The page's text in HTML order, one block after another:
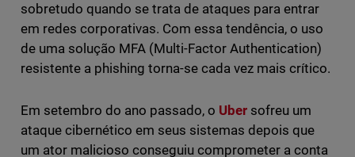
sobretudo quando se trata de ataques para entrar
em redes corporativas. Com essa tendência, o uso
de uma solução MFA (Multi-Factor Authentication)
resistente a phishing torna-se cada vez mais crítico.
Em setembro do ano passado, o Uber sofreu um
ataque cibernético em seus sistemas depois que
um ator malicioso conseguiu comprometer a conta